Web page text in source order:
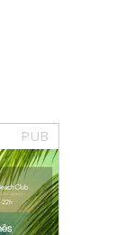
PUB